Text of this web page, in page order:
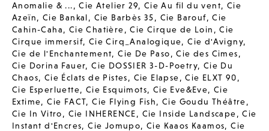
Anomalie & ...,Cie Atelier 29, Cie Au fil du vent, Cie
Azeïn, Cie Bankal, Cie Barbès 35, Cie Barouf,Cie
Cahin-Caha, Cie Chatière,Cie Cirque de Loin ,Cie
Cirque immersif, Cie Cirq_Analogique,Cie d'Avigny,
Cie de l'Enchantement,Cie De Paso,Cie des Cimes,
Cie Dorina Fauer,Cie DOSSIER 3-D-Poetry, Cie Du
Chaos, Cie Éclats de Pistes, Cie Elapse,Cie ELXT 90,
Cie Esperluette, Cie Esquimots, Cie Eve&Eve,Cie
Extime,Cie FACT,Cie Flying Fish,Cie Goudu Théâtre,
Cie In Vitro, Cie INHERENCE, Cie Inside Landscape,Cie
Instant d'Encres,Cie Jomupo,Cie Kaaos Kaamos,Cie